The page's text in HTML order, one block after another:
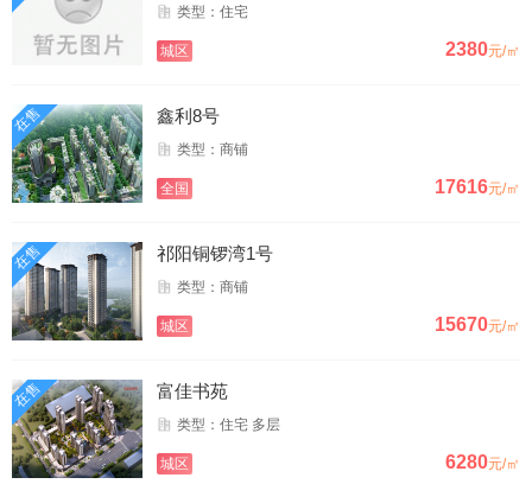
类型：住宅
城区 2380元/㎡
在售 鑫利8号
类型：商铺
全国 17616元/㎡
在售 祁阳铜锣湾1号
类型：商铺
城区 15670元/㎡
在售 富佳书苑
类型：住宅 多层
城区 6280元/㎡